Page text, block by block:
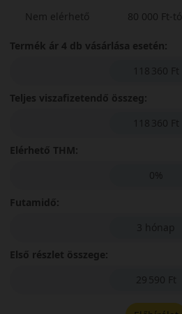
Nem elérhető
80 000 Ft-tól
Termék ár 4 db vásárlása esetén:
118 360 Ft
Teljes viszafizetendő összeg:
118 360 Ft
Elérhető THM:
0%
Futamidő:
3 hónap
Első részlet összege:
29 590 Ft